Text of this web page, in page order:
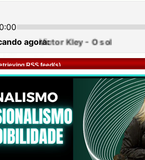
RSS feed(s)